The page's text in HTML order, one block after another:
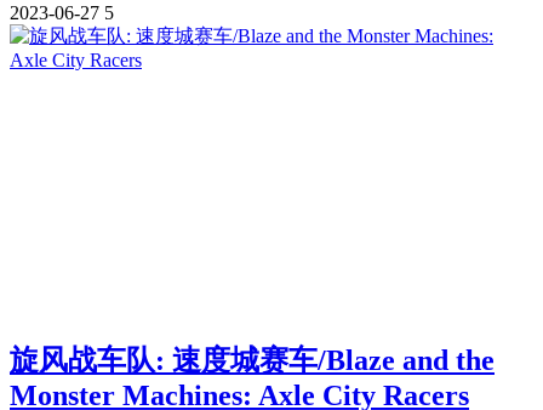
2023-06-27 5
旋风战车队: 速度城赛车/Blaze and the
Monster Machines: Axle City Racers